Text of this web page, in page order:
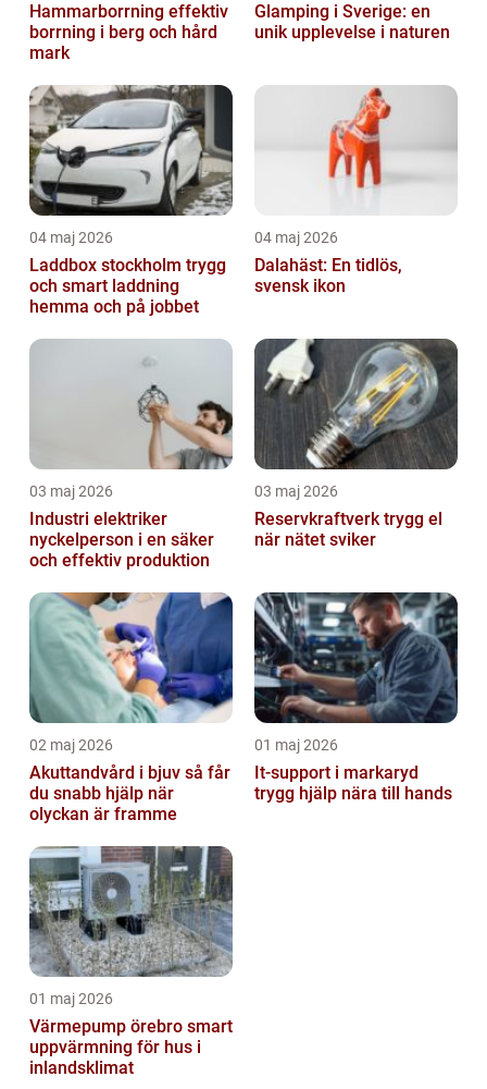
Hammarborrning effektiv
borrning i berg och hård
mark
Glamping i Sverige: en
unik upplevelse i naturen
04 maj 2026
Laddbox stockholm trygg
och smart laddning
hemma och på jobbet
04 maj 2026
Dalahäst: En tidlös,
svensk ikon
03 maj 2026
Industri elektriker
nyckelperson i en säker
och effektiv produktion
03 maj 2026
Reservkraftverk trygg el
när nätet sviker
02 maj 2026
Akuttandvård i bjuv så får
du snabb hjälp när
olyckan är framme
01 maj 2026
It-support i markaryd
trygg hjälp nära till hands
01 maj 2026
Värmepump örebro smart
uppvärmning för hus i
inlandsklimat